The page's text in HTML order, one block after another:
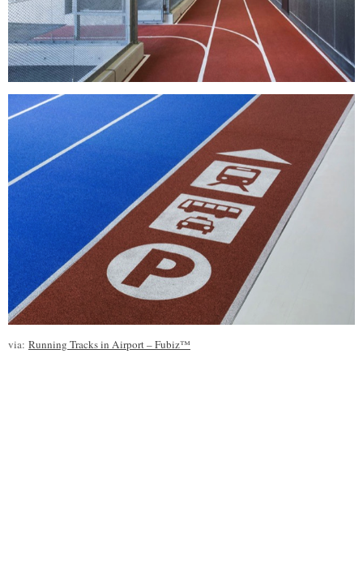
via: Running Tracks in Airport – Fubiz™